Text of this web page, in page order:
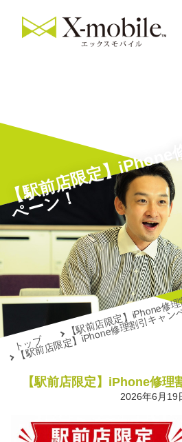
！
トップ
【駅前店限定】iPhone修
【駅前店限定】iPhone修理割引キャ
【駅前店限定】iPhone修理
2026年6月19